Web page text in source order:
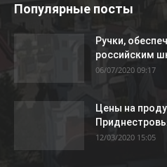
Популярные посты
Ручки,
российским
06/07/2020 09:17
Цены на
12/03/2020 15:05